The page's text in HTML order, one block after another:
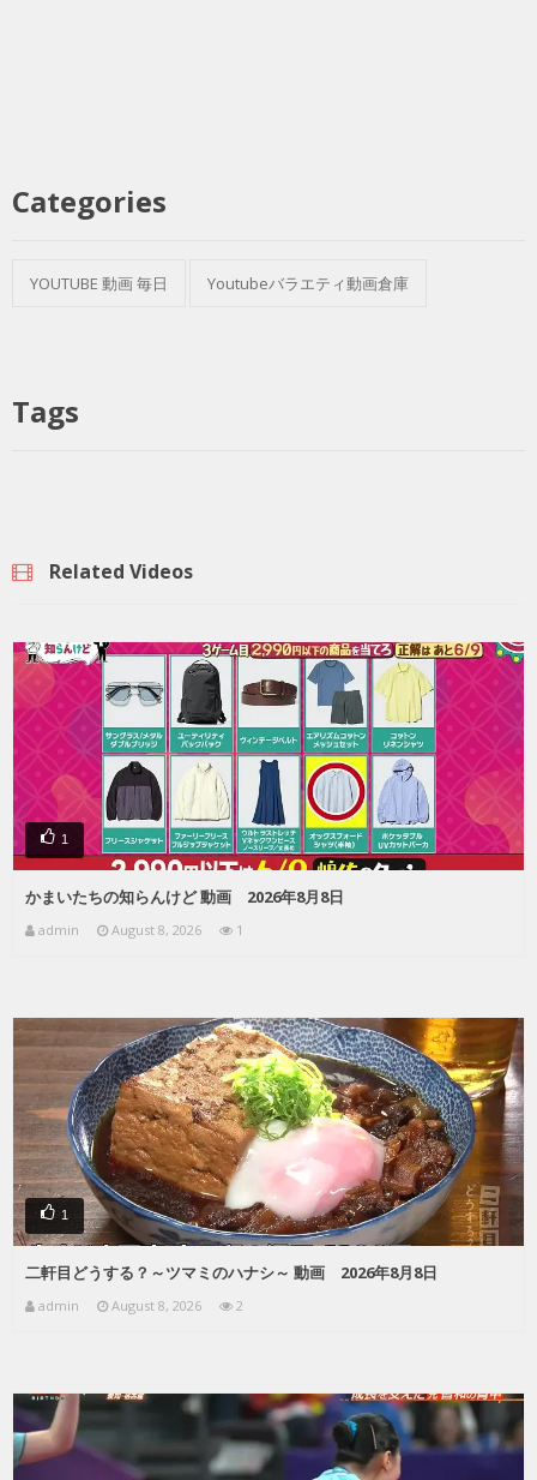
Categories
YOUTUBE 動画 毎日 Youtubeバラエティ動画倉庫
Tags
Related Videos
1
かまいたちの知らんけど 動画 2026年8月8日
admin August 8, 2026 1
1
二軒目どうする？～ツマミのハナシ～ 動画 2026年8月8日
admin August 8, 2026 2